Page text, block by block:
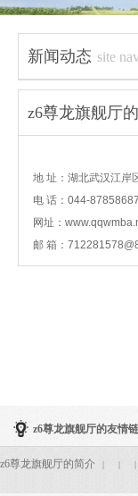
新闻动态 site
z6尊龙旗舰厅
地 址：湖北武汉江岸
电 话：044-87858687
网址：
邮 箱：
z6尊龙旗舰厅的友情
z6尊龙旗舰厅的简介 | | |